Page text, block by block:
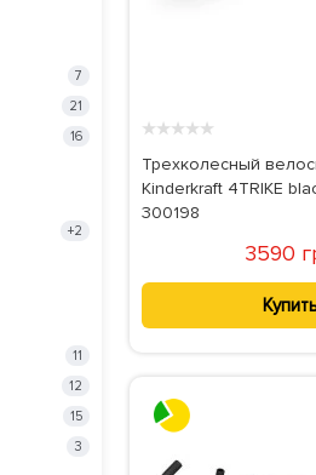
7
21
16
+2
11
12
15
3
★★★★★
Трехколесный
Kinderkraft 4TRIKE
300198
3590